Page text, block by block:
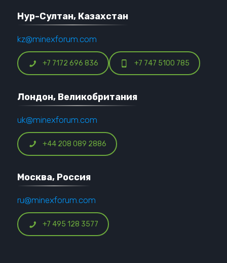
Нур-Султан, Казахстан
kz@minexforum.com
+7 7172 696 836 +7 747 5100 785
Лондон, Великобритания
uk@minexforum.com
+44 208 089 2886
Москва, Россия
ru@minexforum.com
+7 495 128 3577